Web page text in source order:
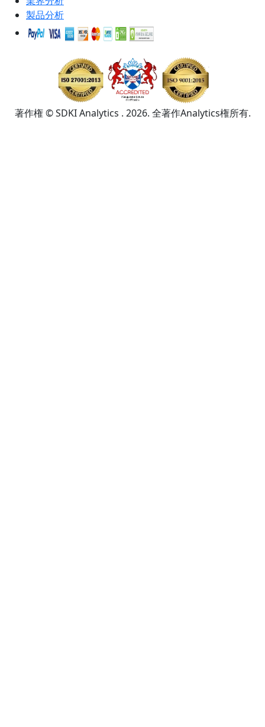
製品分析
著作権 © SDKI Analytics . 2026. 全著作Analytics権所有.